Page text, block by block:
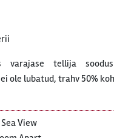
varajase tellija
ole lubatud, trahv 50%
View